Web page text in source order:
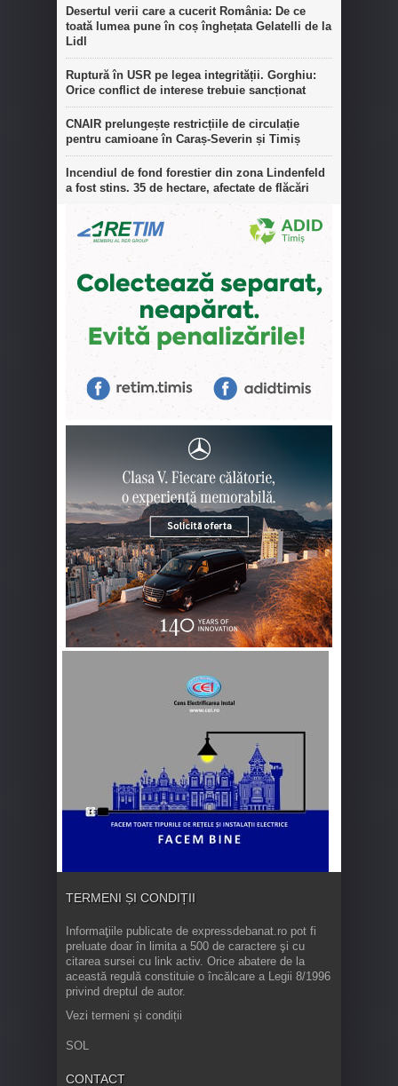
Desertul verii care a cucerit România: De ce
toată lumea pune în coș înghețata Gelatelli de la
Lidl
Ruptură în USR pe legea integrității. Gorghiu:
Orice conflict de interese trebuie sancționat
CNAIR prelungește restricțiile de circulație
pentru camioane în Caraș-Severin și Timiș
Incendiul de fond forestier din zona Lindenfeld
a fost stins. 35 de hectare, afectate de flăcări
TERMENI ȘI CONDIȚII
Informaţiile publicate de expressdebanat.ro pot fi
preluate doar în limita a 500 de caractere şi cu
citarea sursei cu link activ. Orice abatere de la
această regulă constituie o încălcare a Legii 8/1996
privind dreptul de autor.
Vezi termeni și condiții
SOL
CONTACT